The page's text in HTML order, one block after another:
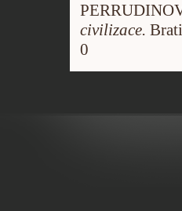
civilizace.
0